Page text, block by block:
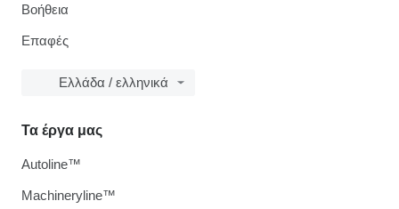
Βοήθεια
Επαφές
Ελλάδα / ελληνικά
Τα έργα μας
Autoline™
Machineryline™